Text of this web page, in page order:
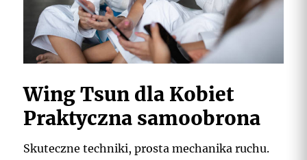
Wing Tsun dla Kobiet
Praktyczna samoobrona
Skuteczne techniki, prosta mechanika ruchu.